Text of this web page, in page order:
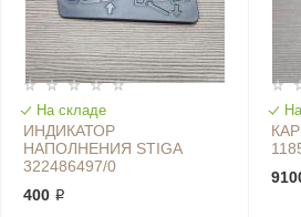
На складе
ИНДИКАТОР
НАПОЛНЕНИЯ STIGA
322486497/0
400 ₽